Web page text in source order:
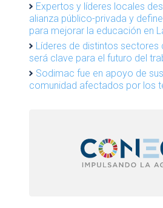
Expertos y líderes locales
alianza público-privada y
para mejorar la educación en
Líderes de distintos sectores
será clave para el futuro del
Sodimac fue en apoyo de
comunidad afectados por los